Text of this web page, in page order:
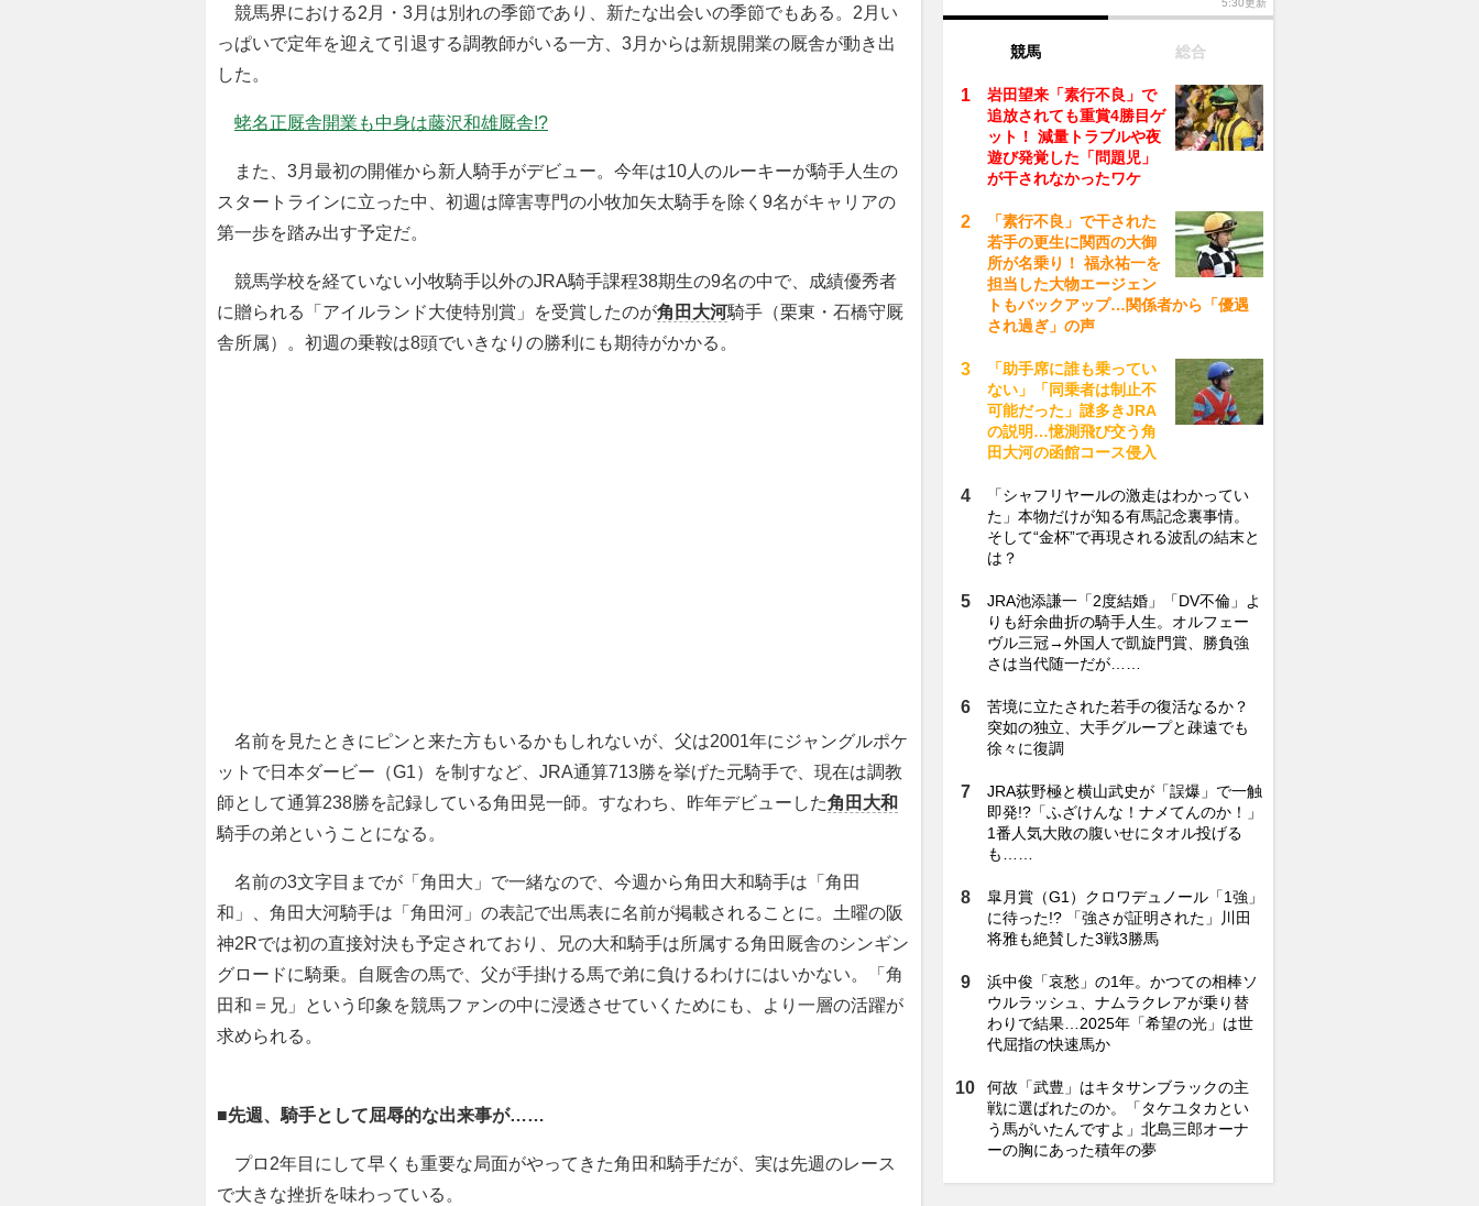
競馬界における2月・3月は別れの季節であり、新たな出会いの季節でもある。2月い
っぱいで定年を迎えて引退する調教師がいる一方、3月からは新規開業の厩舎が動き出
した。
蛯名正厩舎開業も中身は藤沢和雄厩舎!?
また、3月最初の開催から新人騎手がデビュー。今年は10人のルーキーが騎手人生の
スタートラインに立った中、初週は障害専門の小牧加矢太騎手を除く9名がキャリアの
第一歩を踏み出す予定だ。
競馬学校を経ていない小牧騎手以外のJRA騎手課程38期生の9名の中で、成績優秀者
に贈られる「アイルランド大使特別賞」を受賞したのが角田大河騎手（栗東・石橋守厩
舎所属）。初週の乗鞍は8頭でいきなりの勝利にも期待がかかる。
名前を見たときにピンと来た方もいるかもしれないが、父は2001年にジャングルポケ
ットで日本ダービー（G1）を制すなど、JRA通算713勝を挙げた元騎手で、現在は調教
師として通算238勝を記録している角田晃一師。すなわち、昨年デビューした角田大和
騎手の弟ということになる。
名前の3文字目までが「角田大」で一緒なので、今週から角田大和騎手は「角田
和」、角田大河騎手は「角田河」の表記で出馬表に名前が掲載されることに。土曜の阪
神2Rでは初の直接対決も予定されており、兄の大和騎手は所属する角田厩舎のシンギン
グロードに騎乗。自厩舎の馬で、父が手掛ける馬で弟に負けるわけにはいかない。「角
田和＝兄」という印象を競馬ファンの中に浸透させていくためにも、より一層の活躍が
求められる。
■先週、騎手として屈辱的な出来事が……
プロ2年目にして早くも重要な局面がやってきた角田和騎手だが、実は先週のレース
で大きな挫折を味わっている。
5:30更新
競馬 総合
岩田望来「素行不良」で
追放されても重賞4勝目ゲ
ット！ 減量トラブルや夜
遊び発覚した「問題児」
が干されなかったワケ
「素行不良」で干された
若手の更生に関西の大御
所が名乗り！ 福永祐一を
担当した大物エージェン
トもバックアップ…関係者から「優遇
され過ぎ」の声
「助手席に誰も乗ってい
ない」「同乗者は制止不
可能だった」謎多きJRA
の説明…憶測飛び交う角
田大河の函館コース侵入
「シャフリヤールの激走はわかってい
た」本物だけが知る有馬記念裏事情。
そして“金杯”で再現される波乱の結末と
は？
JRA池添謙一「2度結婚」「DV不倫」よ
りも紆余曲折の騎手人生。オルフェー
ヴル三冠→外国人で凱旋門賞、勝負強
さは当代随一だが……
苦境に立たされた若手の復活なるか？
突如の独立、大手グループと疎遠でも
徐々に復調
JRA荻野極と横山武史が「誤爆」で一触
即発!?「ふざけんな！ナメてんのか！」
1番人気大敗の腹いせにタオル投げる
も……
皐月賞（G1）クロワデュノール「1強」
に待った!? 「強さが証明された」川田
将雅も絶賛した3戦3勝馬
浜中俊「哀愁」の1年。かつての相棒ソ
ウルラッシュ、ナムラクレアが乗り替
わりで結果…2025年「希望の光」は世
代屈指の快速馬か
何故「武豊」はキタサンブラックの主
戦に選ばれたのか。「タケユタカとい
う馬がいたんですよ」北島三郎オーナ
ーの胸にあった積年の夢